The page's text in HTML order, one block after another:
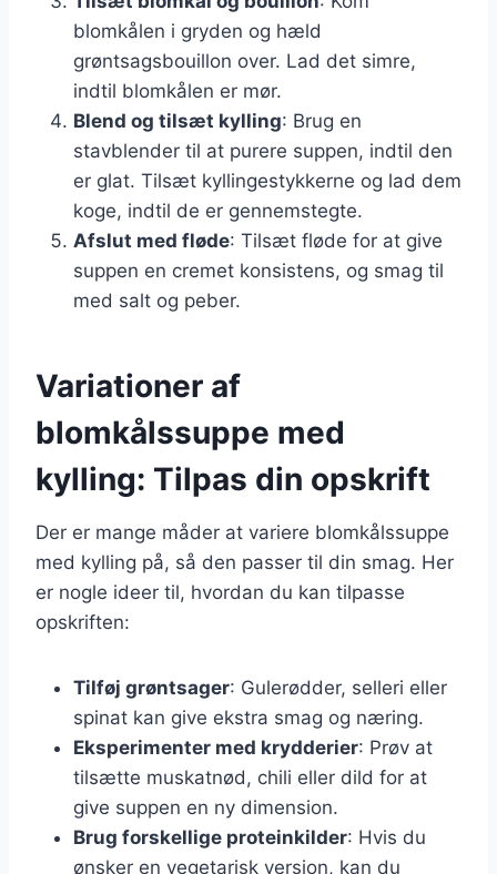
blomkålen i gryden og hæld
grøntsagsbouillon over. Lad det simre,
indtil blomkålen er mør.
Blend og tilsæt kylling: Brug en
stavblender til at purere suppen, indtil den
er glat. Tilsæt kyllingestykkerne og lad dem
koge, indtil de er gennemstegte.
Afslut med fløde: Tilsæt fløde for at give
suppen en cremet konsistens, og smag til
med salt og peber.
Variationer af
blomkålssuppe med
kylling: Tilpas din opskrift
Der er mange måder at variere blomkålssuppe
med kylling på, så den passer til din smag. Her
er nogle ideer til, hvordan du kan tilpasse
opskriften:
Tilføj grøntsager: Gulerødder, selleri eller
spinat kan give ekstra smag og næring.
Eksperimenter med krydderier: Prøv at
tilsætte muskatnød, chili eller dild for at
give suppen en ny dimension.
Brug forskellige proteinkilder: Hvis du
ønsker en vegetarisk version, kan du